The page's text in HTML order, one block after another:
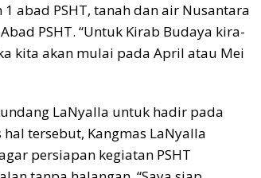
abad PSHT, tanah dan air Nusantara
PSHT. “Untuk Kirab Budaya kira-
kita akan mulai pada April atau Mei
LaNyalla untuk hadir pada
tersebut, Kangmas LaNyalla
persiapan kegiatan PSHT